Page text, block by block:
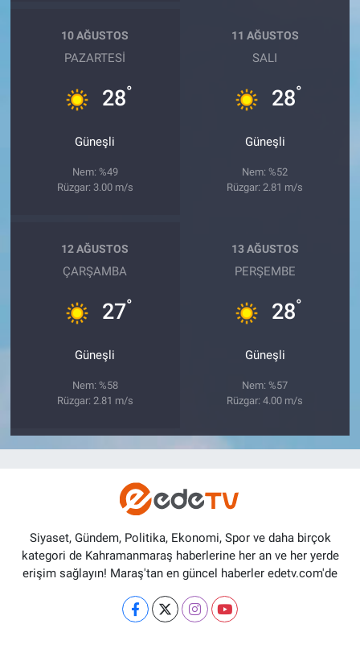
10 AĞUSTOS
PAZARTESI
28°
Güneşli
Nem: %49
Rüzgar: 3.00 m/s
11 AĞUSTOS
SALI
28°
Güneşli
Nem: %52
Rüzgar: 2.81 m/s
12 AĞUSTOS
ÇARŞAMBA
27°
Güneşli
Nem: %58
Rüzgar: 2.81 m/s
13 AĞUSTOS
PERŞEMBE
28°
Güneşli
Nem: %57
Rüzgar: 4.00 m/s
Siyaset, Gündem, Politika, Ekonomi, Spor ve daha birçok
kategori de Kahramanmaraş haberlerine her an ve her yerde
erişim sağlayın! Maraş'tan en güncel haberler edetv.com'de